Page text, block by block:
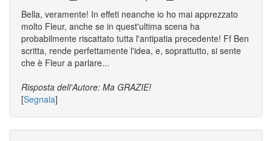
Bella, veramente! In effeti neanche io ho mai apprezzato
molto Fleur, anche se in quest'ultima scena ha
probabilmente riscattato tutta l'antipatia precedente! Ff Ben
scritta, rende perfettamente l'idea, e, soprattutto, si sente
che è Fleur a parlare...
Risposta dell'Autore: Ma GRAZIE!
[Segnala]